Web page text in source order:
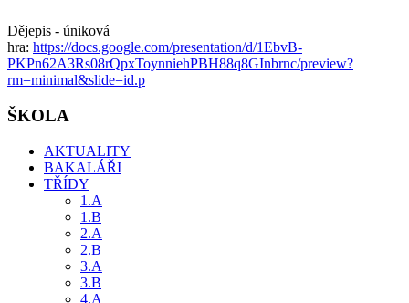
Dějepis - úniková
hra: https://docs.google.com/presentation/d/1EbvB-
PKPn62A3Rs08rQpxToynniehPBH88q8GInbrnc/preview?
rm=minimal&slide=id.p
ŠKOLA
AKTUALITY
BAKALÁŘI
TŘÍDY
1.A
1.B
2.A
2.B
3.A
3.B
4.A